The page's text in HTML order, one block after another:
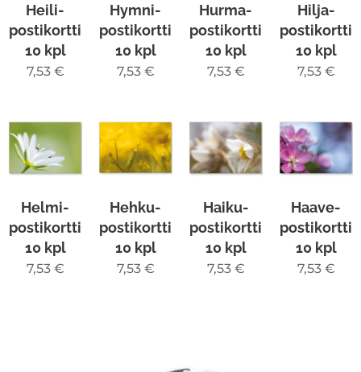
Heili-
postikortti
10 kpl
7,53€
Hymni-
postikortti
10 kpl
7,53€
Hurma-
postikortti
10 kpl
7,53€
Hilja-
postikortti
10 kpl
7,53€
Helmi-
postikortti
10 kpl
7,53€
Hehku-
postikortti
10 kpl
7,53€
Haiku-
postikortti
10 kpl
7,53€
Haave-
postikortti
10 kpl
7,53€